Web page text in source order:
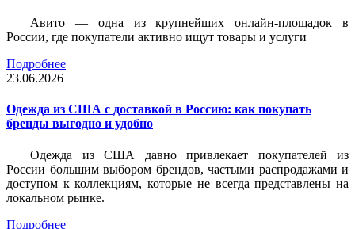
Авито — одна из крупнейших онлайн-площадок в
России, где покупатели активно ищут товары и услуги
Подробнее
23.06.2026
Одежда из США с доставкой в Россию: как покупать
бренды выгодно и удобно
Одежда из США давно привлекает покупателей из
России большим выбором брендов, частыми распродажами и
доступом к коллекциям, которые не всегда представлены на
локальном рынке.
Подробнее